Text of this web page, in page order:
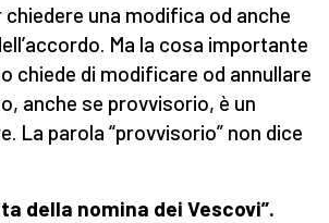
chiedere una modifica od anche
Ma la cosa importante
chiede di modificare od annullare
anche se provvisorio, è un
La parola “provvisorio” non dice
della nomina dei Vescovi”.